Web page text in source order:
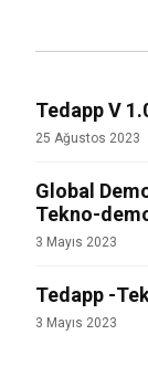
Tedapp V
25 Ağustos 2023
Global
Tekno-
3 Mayıs 2023
Tedapp -
3 Mayıs 2023